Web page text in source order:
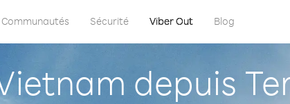
Communautés Sécurité Viber Out Blog
depuis